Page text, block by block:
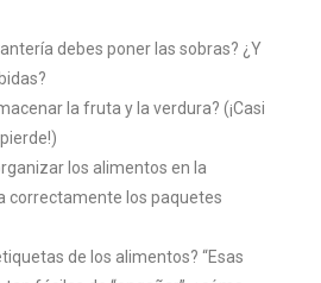
debes poner las sobras? ¿Y
la fruta y la verdura? (¡Casi
los alimentos en la
correctamente los paquetes
de los alimentos? “Esas